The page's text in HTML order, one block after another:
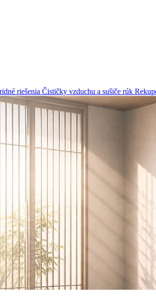
riešenia Čističky vzduchu a sušiče rúk